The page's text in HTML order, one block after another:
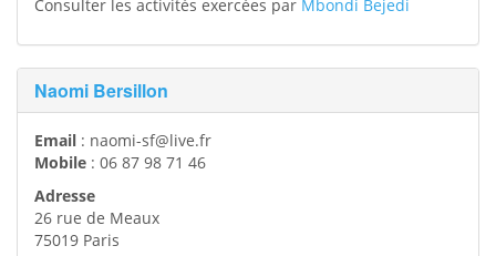
Consulter les activités exercées par Mbondi Bejedi
Naomi Bersillon
Email : naomi-sf@live.fr
Mobile : 06 87 98 71 46
Adresse
26 rue de Meaux
75019 Paris